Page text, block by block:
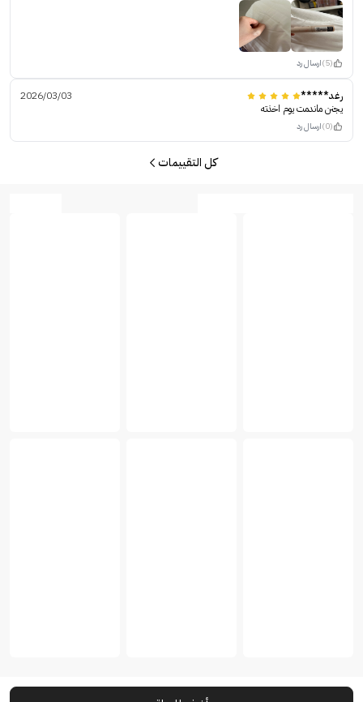
(5) ارسال رد
رغد*****
2026/03/03
يجنن ماندمت يوم اخذته
(0) ارسال رد
كل التقييمات